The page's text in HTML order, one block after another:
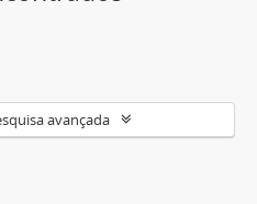
avançada